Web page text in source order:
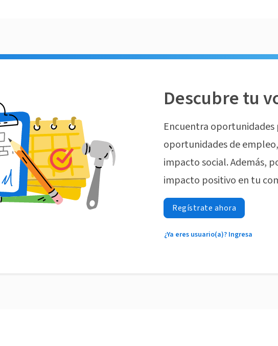
Descubre tu
Encuentra
oportunidades de
impacto social. Además,
impacto positivo en tu
Regístrate ahora
¿Ya eres usuario(a)? Ingresa